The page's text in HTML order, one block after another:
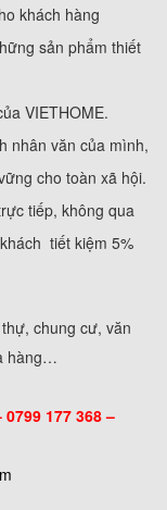
khách hàng
sản phẩm thiết
VIETHOME.
văn của mình,
cho toàn xã hội.
tiếp, không qua
tiết kiệm 5%
chung cư, văn
hàng…
0799 177 368 –